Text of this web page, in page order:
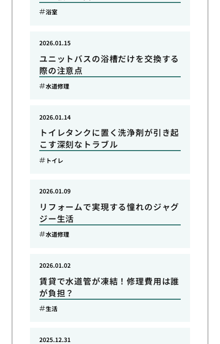
浴室
ユニットバスの浴槽だけを交換する
際の注意点
2026.01.15
水道修理
トイレタンクに置く洗浄剤が引き起
こす深刻なトラブル
2026.01.14
トイレ
リフォームで実現する憧れのジャグ
ジー生活
2026.01.09
水道修理
賃貸で水道管が凍結！修理費用は誰
が負担？
2026.01.02
生活
2025.12.31